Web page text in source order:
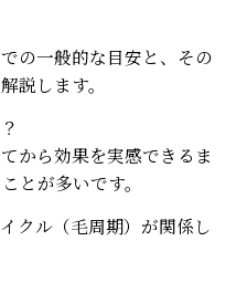
の一般的な目安と、その
説します。
から効果を実感できるま
とが多いです。
クル（毛周期）が関係し